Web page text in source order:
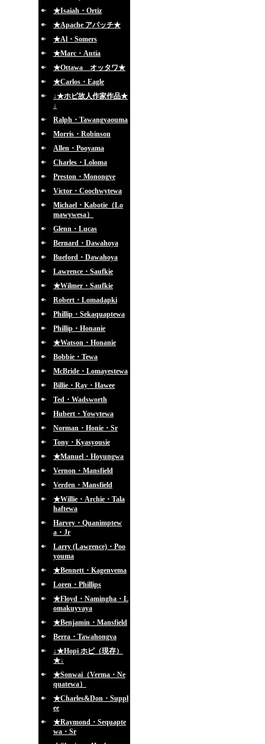
★Isaiah・Ortiz
★Apache アパッチ★
★Al・Somers
★Marc・Antia
★Ottawa オッタワ★
★Carlos・Eagle
↓★ホピ故人作家作品★
↓
Ralph・Tawangyaouma
Morris・Robinson
Allen・Pooyama
Charles・Loloma
Preston・Monongye
Victor・Coochwytewa
Michael・Kabotie（Lo
mawywesa）
Glenn・Lucas
Bernard・Dawahoya
Bueford・Dawahoya
Lawrence・Saufkie
★Wilmer・Saufkie
Robert・Lomadapki
Phillip・Sekaquaptewa
Phillip・Honanie
★Watson・Honanie
Bobbie・Tewa
McBride・Lomayestewa
Billie・Ray・Hawee
Ted・Wadsworth
Hubert・Yowytewa
Norman・Honie・Sr
Tony・Kyasyousie
★Manuel・Hoyungwa
Vernon・Mansfield
Verden・Mansfield
★Willie・Archie・Tala
haftewa
Harvey・Quanimptew
a・Jr
Larry (Lawrence)・Poo
youma
★Bennett・Kagenvema
Loren・Phillips
★Floyd・Namingha・L
omakuyvaya
★Benjamin・Mansfield
Berra・Tawahongva
↓★Hopi ホピ（現存）
★↓
★Sonwai（Verma・Ne
quatewa）
★Charles&Don・Suppl
ee
★Raymond・Sequapte
wa・Sr